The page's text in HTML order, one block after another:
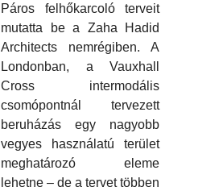
Páros felhőkarcoló terveit
mutatta be a Zaha Hadid
Architects nemrégiben. A
Londonban, a Vauxhall
Cross intermodális
csomópontnál tervezett
beruházás egy nagyobb
vegyes használatú terület
meghatározó eleme
lehetne – de a tervet többen